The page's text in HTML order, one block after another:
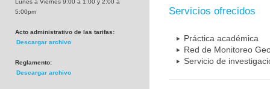
Lunes a Viernes 9:00 a 1:00 y 2:00 a
5:00pm
Acto administrativo de las tarifas:
Descargar archivo
Reglamento:
Descargar archivo
Servicios ofrecidos
Práctica académica
Red de Monitoreo
Servicio de